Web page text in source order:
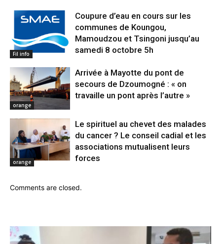
Fil info
Coupure d’eau en cours sur les
communes de Koungou,
Mamoudzou et Tsingoni jusqu’au
samedi 8 octobre 5h
orange
Arrivée à Mayotte du pont de
secours de Dzoumogné : « on
travaille un pont après l’autre »
orange
Le spirituel au chevet des malades
du cancer ? Le conseil cadial et les
associations mutualisent leurs
forces
Comments are closed.